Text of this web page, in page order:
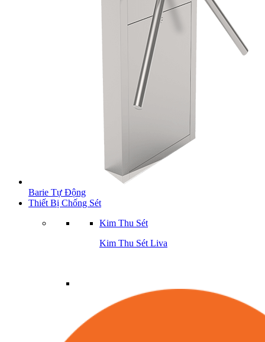
Barie Tự Động
Thiết Bị Chống Sét
Kim Thu Sét
Kim Thu Sét Liva